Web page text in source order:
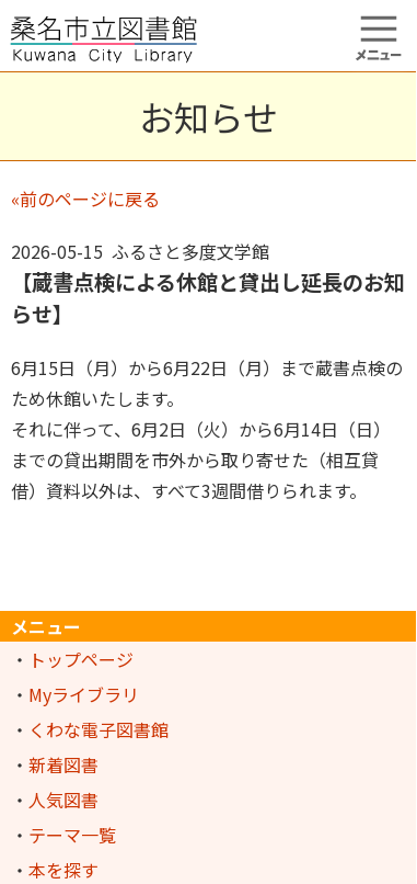
お知らせ
«前のページに戻る
2026-05-15 ふるさと多度文学館
【蔵書点検による休館と貸出し延長のお知
らせ】
6月15日（月）から6月22日（月）まで蔵書点検の
ため休館いたします。
それに伴って、6月2日（火）から6月14日（日）
までの貸出期間を市外から取り寄せた（相互貸
借）資料以外は、すべて3週間借りられます。
メニュー
・ トップページ
・ Myライブラリ
・ くわな電子図書館
・ 新着図書
・ 人気図書
・ テーマ一覧
・ 本を探す